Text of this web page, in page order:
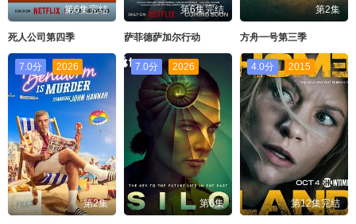
第6集完结
死人公司第四季
第6集完结
萨菲德萨加尔行动
第2集
方舟一号第三季
7.0分 2026
第2集
7.0分 2026
第6集
4.0分 2015
第12集完结